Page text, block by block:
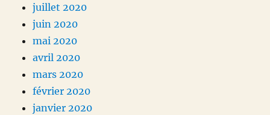
juillet 2020
juin 2020
mai 2020
avril 2020
mars 2020
février 2020
janvier 2020